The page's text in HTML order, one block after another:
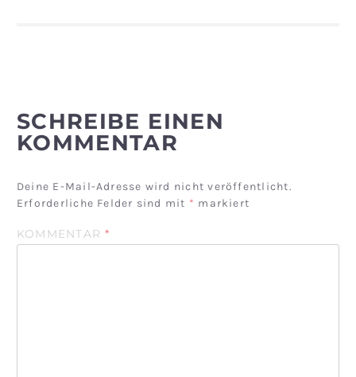
SCHREIBE EINEN
KOMMENTAR
Deine E-Mail-Adresse wird nicht veröffentlicht.
Erforderliche Felder sind mit * markiert
KOMMENTAR*